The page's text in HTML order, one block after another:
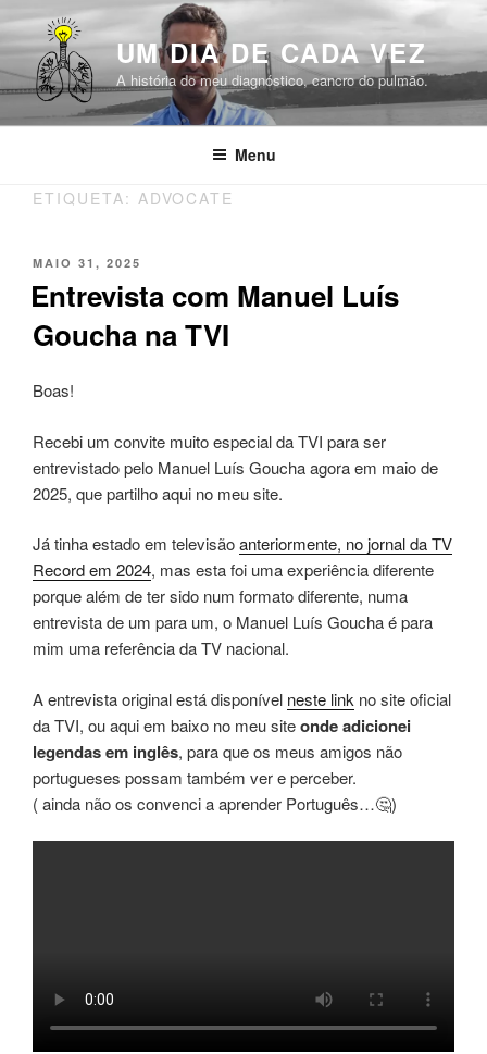
para
conteúdo
UM DIA DE CADA VEZ
A história do meu diagnóstico, cancro do pulmão.
Menu
ETIQUETA: ADVOCATE
PUBLICADO
MAIO 31, 2025
Entrevista com Manuel Luís
Goucha na TVI
Boas!
Recebi um convite muito especial da TVI para ser
entrevistado pelo Manuel Luís Goucha agora em maio de
2025, que partilho aqui no meu site.
Já tinha estado em televisãoanteriormente, no jornal da TV
Record em 2024, mas esta foi uma experiência diferente
porque além de ter sido num formato diferente, numa
entrevista de um para um, o Manuel Luís Goucha é para
mim uma referência da TV nacional.
A entrevista original está disponível neste link no site oficial
da TVI, ou aqui em baixo no meu siteonde adicionei
legendas em inglês, para que os meus amigos não
portugueses possam também ver e perceber.
( ainda não os convenci a aprender Português…🤔)